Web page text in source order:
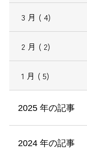
3 月 ( 4)
2 月 ( 2)
1 月 ( 5)
2025 年の記事
2024 年の記事